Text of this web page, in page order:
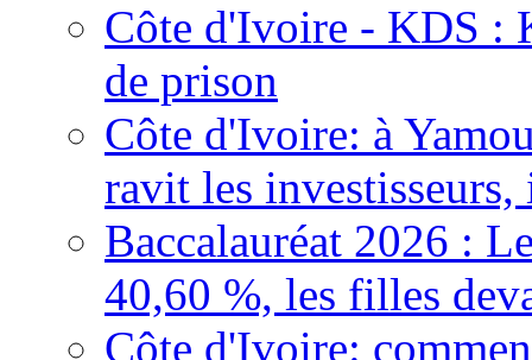
Côte d'Ivoire - KDS :
de prison
Côte d'Ivoire: à
ravit les
Baccalauréat 2026 :
40,60 %, les filles
Côte d'Ivoire: